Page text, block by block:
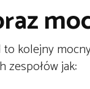
kolejny
zespołów jak: